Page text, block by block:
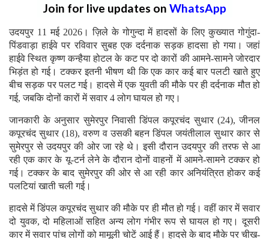
Join for live updates on WhatsApp
उदयपुर 11 मई 2026। ज़िले के गोगुन्दा में हादसों के लिए कुख्यात गोगुंदा-
पिंडवाड़ा हाईवे पर रविवार सुबह एक दर्दनाक सड़क हादसा हो गया। जहां
हाईवे स्थित कृष्ण कन्हैया होटल के कट पर दो कारों की आमने-सामने जोरदार
भिड़ंत हो गई। टक्कर इतनी भीषण थी कि एक कार कई बार पलटी खाते हुए
बीच सड़क पर पलट गई। हादसे में एक युवती की मौके पर ही दर्दनाक मौत हो
गई, जबकि दोनों कारों में सवार 4 लोग घायल हो गए।
जानकारी के अनुसार सुमेरपुर निवासी डिंपल कपूरचंद सुथार (24), जीनल
कपूरचंद सुथार (18), वरुण व उसकी बहन डिंपल जयंतीलाल सुथार कार से
सुमेरपुर से उदयपुर की ओर जा रहे थे। इसी दौरान उदयपुर की तरफ से आ
रही एक कार के यू-टर्न लेने के दौरान दोनों वाहनों में आमने-सामने टक्कर हो
गई। टक्कर के बाद सुमेरपुर की ओर से आ रही कार अनियंत्रित होकर कई
पलटियां खाती चली गई।
हादसे में डिंपल कपूरचंद सुथार की मौके पर ही मौत हो गई। वहीं कार में सवार
दो युवक, दो महिलाओं सहित अन्य लोग गंभीर रूप से घायल हो गए। दूसरी
कार में सवार पांच लोगों को मामूली चोटें आई हैं। हादसे के बाद मौके पर चीख-